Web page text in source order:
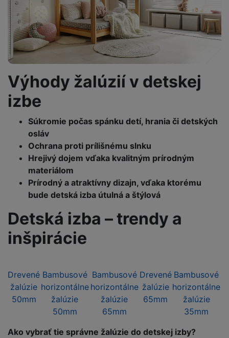
Výhody žalúzií v detskej
izbe
Súkromie počas spánku detí, hrania či detských
osláv
Ochrana proti prílišnému slnku
Hrejivý dojem vďaka kvalitným prírodným
materiálom
Prírodný a atraktívny dizajn, vďaka ktorému
bude detská izba útulná a štýlová
Detská izba – trendy a
inšpirácie
Drevené
žalúzie
50mm
Bambusové
horizontálne
žalúzie
50mm
Bambusové
horizontálne
žalúzie
65mm
Drevené
žalúzie
65mm
Bambusové
horizontálne
žalúzie
35mm
Ako vybrať tie správne žalúzie do detskej izby?